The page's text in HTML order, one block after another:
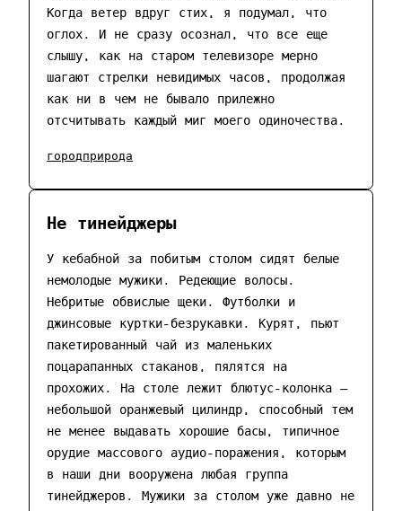
Когда ветер вдруг стих, я подумал, что
оглох. И не сразу осознал, что все еще
слышу, как на старом телевизоре мерно
шагают стрелки невидимых часов, продолжая
как ни в чем не бывало прилежно
отсчитывать каждый миг моего одиночества.
городприрода
Не тинейджеры
У кебабной за побитым столом сидят белые
немолодые мужики. Редеющие волосы.
Небритые обвислые щеки. Футболки и
джинсовые куртки-безрукавки. Курят, пьют
пакетированный чай из маленьких
поцарапанных стаканов, пялятся на
прохожих. На столе лежит блютус-колонка —
небольшой оранжевый цилиндр, способный тем
не менее выдавать хорошие басы, типичное
орудие массового аудио-поражения, которым
в наши дни вооружена любая группа
тинейджеров. Мужики за столом уже давно не